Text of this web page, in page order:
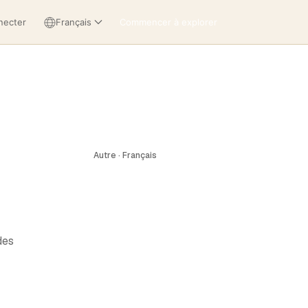
Commencer à explorer
Français
Autre · Français